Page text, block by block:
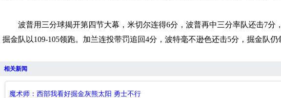
波普用三分球揭开第四节大幕，米切尔连得6分，波普再中三分率队还击7分
掘金队以109-105领跑。加兰连投带罚追回4分，波特毫不逊色还击5分，掘金队
相关新闻
魔术师：西部我看好掘金灰熊太阳 勇士不行